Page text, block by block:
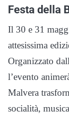
Festa della
Il 30 e 31
attesissima
Organizzato
l’evento
Malvera
socialità,